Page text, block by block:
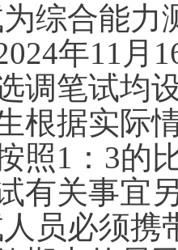
为综合能
年11月
调笔试均
根据实际
照1：3的
有关事宜
人员必须